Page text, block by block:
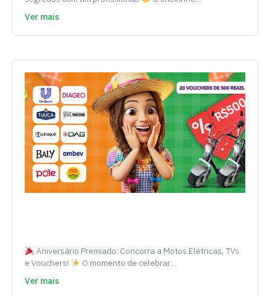
Ver mais
Aniversário Premiado: Concorra a Motos Elétricas, TVs
e Vouchers!
O momento de celebrar…
Ver mais